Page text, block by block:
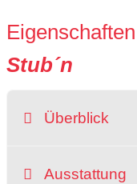
Stub´n
Überblick
Ausstattung